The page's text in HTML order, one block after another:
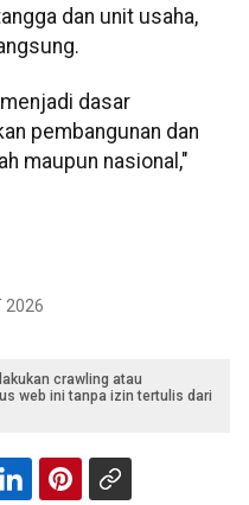
dan unit usaha,
dasar
pembangunan dan
maupun nasional,"
2026
crawling atau
web ini tanpa izin tertulis dari